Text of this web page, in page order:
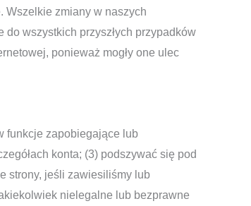
Wszelkie zmiany w naszych
wszystkich przyszłych przypadków
ponieważ mogły one ulec
funkcje zapobiegające lub
konta; (3) podszywać się pod
strony, jeśli zawiesiliśmy lub
nielegalne lub bezprawne